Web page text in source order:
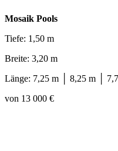
Mosaik Pools
Tiefe: 1,50 m
Breite: 3,20 m
Länge: 7,25 m │ 8,25 m │
von 13 000 €